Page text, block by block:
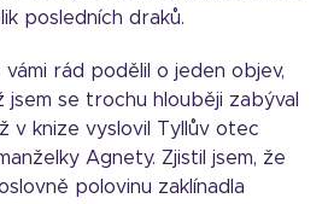
posledních draků.
rád podělil o jeden objev,
jsem se trochu hlouběji zabýval
v knize vyslovil Tyllův otec
Agnety. Zjistil jsem, že
polovinu zaklínadla